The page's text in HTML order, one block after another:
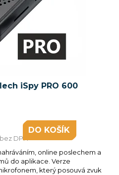
iSpy PRO 600
DPH
DO KOŠÍKU
online poslechem a
do aplikace. Verze
který posouvá zvuk